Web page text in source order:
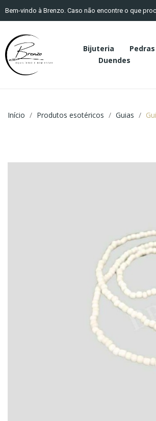
Bem-vindo à Brenzo. Caso não encontre o que
Bijuteria
Duendes
Início Produtos esotéricos Guias